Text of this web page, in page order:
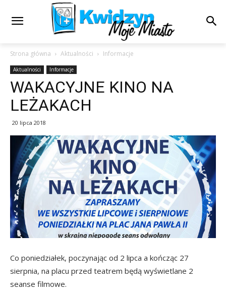
Strona główna Aktualności Informacje
Aktualności Informacje
WAKACYJNE KINO NA
LEŻAKACH
20 lipca 2018
Co poniedziałek, poczynając od 2 lipca a kończąc 27
sierpnia, na placu przed teatrem będą wyświetlane 2
seanse filmowe.